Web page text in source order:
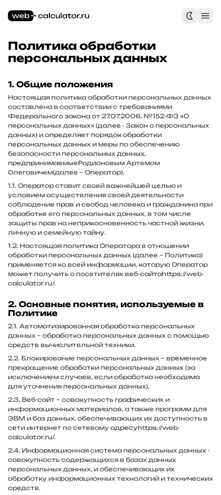
Политика обработки
персональных данных
1. Общие положения
Настоящая политика обработки персональных данных
составлена в соответствии с требованиями
Федерального закона от 27.07.2006. №152-ФЗ «О
персональных данных» (далее - Закон о персональных
данных) и определяет порядок обработки
персональных данных и меры по обеспечению
безопасности персональных данных,
предпринимаемыеРодионовым Артемом
Олеговичем(далее – Оператор).
1.1. Оператор ставит своей важнейшей целью и
условием осуществления своей деятельности
соблюдение прав и свобод человека и гражданина при
обработке его персональных данных, в том числе
защиты прав на неприкосновенность частной жизни,
личную и семейную тайну.
1.2. Настоящая политика Оператора в отношении
обработки персональных данных (далее – Политика)
применяется ко всей информации, которую Оператор
может получить о посетителях веб-сайтаhttps://web-
calculator.ru/.
2. Основные понятия, используемые в
Политике
2.1. Автоматизированная обработка персональных
данных – обработка персональных данных с помощью
средств вычислительной техники.
2.2. Блокирование персональных данных – временное
прекращение обработки персональных данных (за
исключением случаев, если обработка необходима
для уточнения персональных данных).
2.3. Веб-сайт – совокупность графических и
информационных материалов, а также программ для
ЭВМ и баз данных, обеспечивающих их доступность в
сети интернет по сетевому адресуhttps://web-
calculator.ru/.
2.4. Информационная система персональных данных -
совокупность содержащихся в базах данных
персональных данных, и обеспечивающих их
обработку информационных технологий и технических
средств.